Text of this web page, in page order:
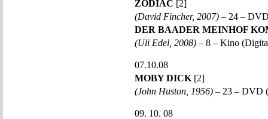
ZODIAC [2]
(David Fincher, 2007) – 24 –
DER BAADER MEINHOF
(Uli Edel, 2008) – 8 – Kino
07.10.08
MOBY DICK [2]
(John Huston, 1956) – 23 – DVD
09. 10. 08